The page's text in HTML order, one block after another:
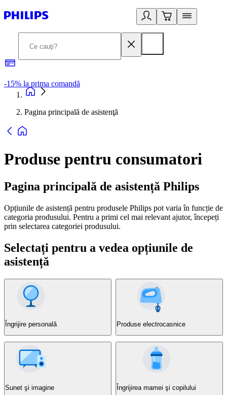
-15% la prima comandă
Pagina principală de asistenţă
Produse pentru consumatori
Pagina principală de asistență Philips
Opțiunile de asistență pentru produsele Philips pot varia în funcție de
categoria produsului. Pentru a primi cel mai relevant ajutor, începeți
prin selectarea categoriei produsului.
Selectați pentru a vedea opțiunile de
asistență
Îngrijire personală Produse electrocasnice
Sunet şi imagine Îngrijirea mamei şi copilului